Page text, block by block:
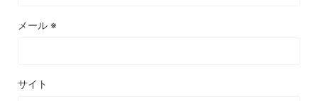
メール ※
サイト